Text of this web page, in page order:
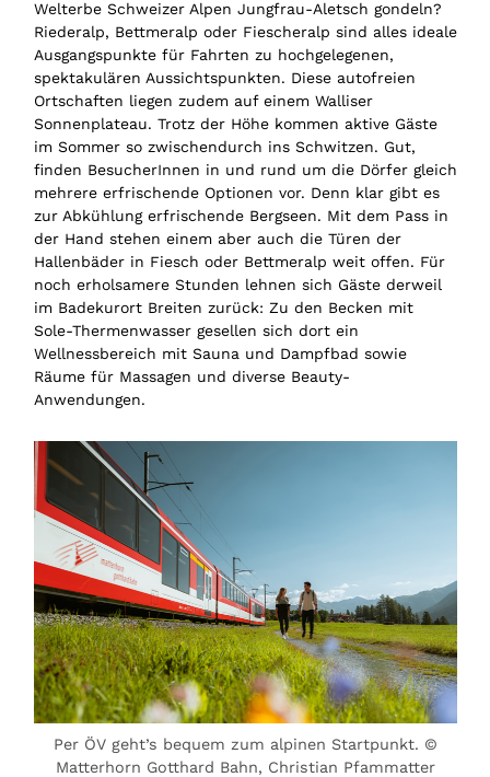
Welterbe Schweizer Alpen Jungfrau-Aletsch gondeln?
Riederalp, Bettmeralp oder Fiescheralp sind alles ideale
Ausgangspunkte für Fahrten zu hochgelegenen,
spektakulären Aussichtspunkten. Diese autofreien
Ortschaften liegen zudem auf einem Walliser
Sonnenplateau. Trotz der Höhe kommen aktive Gäste
im Sommer so zwischendurch ins Schwitzen. Gut,
finden BesucherInnen in und rund um die Dörfer gleich
mehrere erfrischende Optionen vor. Denn klar gibt es
zur Abkühlung erfrischende Bergseen. Mit dem Pass in
der Hand stehen einem aber auch die Türen der
Hallenbäder in Fiesch oder Bettmeralp weit offen. Für
noch erholsamere Stunden lehnen sich Gäste derweil
im Badekurort Breiten zurück: Zu den Becken mit
Sole-Thermenwasser gesellen sich dort ein
Wellnessbereich mit Sauna und Dampfbad sowie
Räume für Massagen und diverse Beauty-
Anwendungen.
Per ÖV geht’s bequem zum alpinen Startpunkt. ©
Matterhorn Gotthard Bahn, Christian Pfammatter